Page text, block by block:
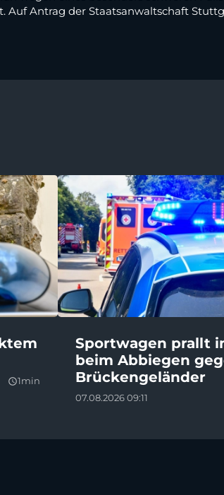
Antrag der Staatsanwaltschaft
query_builder1min
Sportwagen prallt
beim Abbiegen
Brückengeländer
07.08.2026 09:11